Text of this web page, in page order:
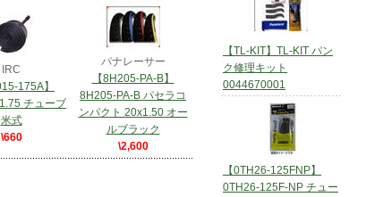
IRC
175A】
チューブ
米式
\660
パナレーサー
【8H205-PA-B】
8H205-PA-B パセラコ
ンパクト 20x1.50 オー
ルブラック
\2,600
【TL-KIT】TL-KIT パン
ク修理キット
0044670001
【0TH26-125FNP】
0TH26-125F-NP チュー